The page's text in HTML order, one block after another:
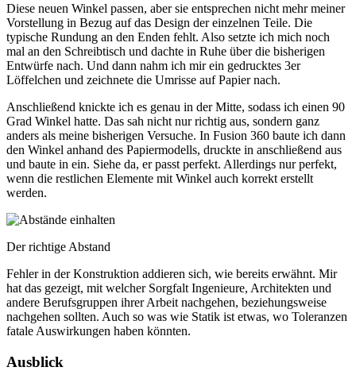
Diese neuen Winkel passen, aber sie entsprechen nicht mehr meiner
Vorstellung in Bezug auf das Design der einzelnen Teile. Die
typische Rundung an den Enden fehlt. Also setzte ich mich noch
mal an den Schreibtisch und dachte in Ruhe über die bisherigen
Entwürfe nach. Und dann nahm ich mir ein gedrucktes 3er
Löffelchen und zeichnete die Umrisse auf Papier nach.
Anschließend knickte ich es genau in der Mitte, sodass ich einen 90
Grad Winkel hatte. Das sah nicht nur richtig aus, sondern ganz
anders als meine bisherigen Versuche. In Fusion 360 baute ich dann
den Winkel anhand des Papiermodells, druckte in anschließend aus
und baute in ein. Siehe da, er passt perfekt. Allerdings nur perfekt,
wenn die restlichen Elemente mit Winkel auch korrekt erstellt
werden.
Der richtige Abstand
Fehler in der Konstruktion addieren sich, wie bereits erwähnt. Mir
hat das gezeigt, mit welcher Sorgfalt Ingenieure, Architekten und
andere Berufsgruppen ihrer Arbeit nachgehen, beziehungsweise
nachgehen sollten. Auch so was wie Statik ist etwas, wo Toleranzen
fatale Auswirkungen haben könnten.
Ausblick